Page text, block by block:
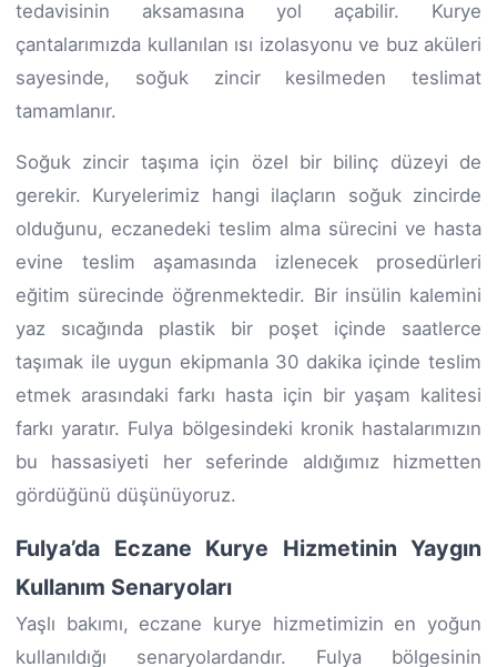
tedavisinin aksamasına yol açabilir. Kurye
çantalarımızda kullanılan ısı izolasyonu ve buz aküleri
sayesinde, soğuk zincir kesilmeden teslimat
tamamlanır.
Soğuk zincir taşıma için özel bir bilinç düzeyi de
gerekir. Kuryelerimiz hangi ilaçların soğuk zincirde
olduğunu, eczanedeki teslim alma sürecini ve hasta
evine teslim aşamasında izlenecek prosedürleri
eğitim sürecinde öğrenmektedir. Bir insülin kalemini
yaz sıcağında plastik bir poşet içinde saatlerce
taşımak ile uygun ekipmanla 30 dakika içinde teslim
etmek arasındaki farkı hasta için bir yaşam kalitesi
farkı yaratır. Fulya bölgesindeki kronik hastalarımızın
bu hassasiyeti her seferinde aldığımız hizmetten
gördüğünü düşünüyoruz.
Fulya’da Eczane Kurye Hizmetinin Yaygın
Kullanım Senaryoları
Yaşlı bakımı, eczane kurye hizmetimizin en yoğun
kullanıldığı senaryolardandır. Fulya bölgesinin